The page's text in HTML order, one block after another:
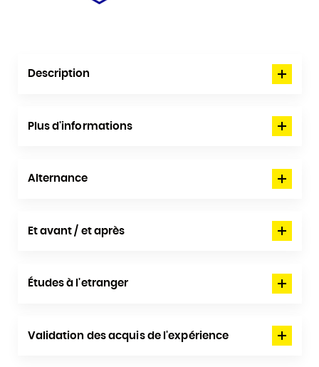
Description
Plus d'informations
Alternance
Et avant / et après
Études à l'etranger
Validation des acquis de l'expérience